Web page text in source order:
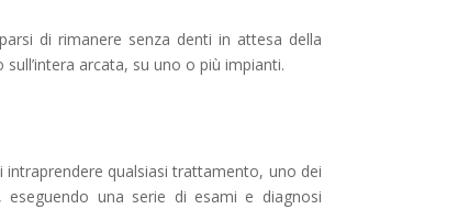
di rimanere senza denti in attesa della
arcata, su uno o più impianti.
qualsiasi trattamento, uno dei
una serie di esami e diagnosi